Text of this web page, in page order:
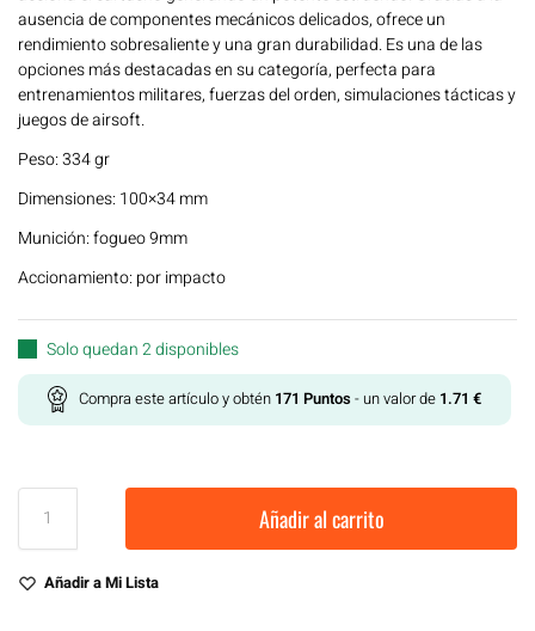
ausencia de componentes mecánicos delicados, ofrece un
rendimiento sobresaliente y una gran durabilidad. Es una de las
opciones más destacadas en su categoría, perfecta para
entrenamientos militares, fuerzas del orden, simulaciones tácticas y
juegos de airsoft.
Peso: 334 gr
Dimensiones: 100×34 mm
Munición: fogueo 9mm
Accionamiento: por impacto
Solo quedan 2 disponibles
Compra este artículo y obtén 171 Puntos - un valor de 1.71 €
Añadir al carrito
Añadir a Mi Lista